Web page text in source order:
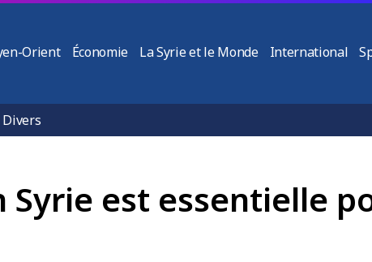
Orient Économie La Syrie et le Monde International
Divers
Syrie est essentielle